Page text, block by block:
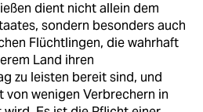
dient nicht allein dem
sondern besonders auch
Flüchtlingen, die wahrhaft
Land ihren
zu leisten bereit sind, und
von wenigen Verbrechern in